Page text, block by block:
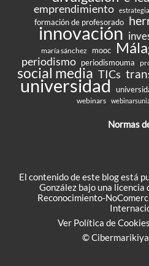
emprendimiento
formación de profesorado
innovación
maría sánchez
mooc
periodismo periodismouma
social media TICs
universidad
webinars
Normas
El contenido de este blog está
González bajo una licencia
Reconocimiento-
Ver Política de Cookies
©